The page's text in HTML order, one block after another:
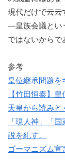
現代だけで云云
―皇族会議とい
ではないから
参考
皇位継承問題を
【竹田恒泰】
天皇から読み
「現人神」「
説を糺す。
ゴーマニズム